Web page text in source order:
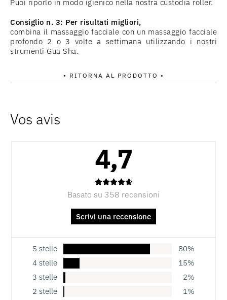
Puoi riporlo in modo igienico nella nostra custodia roller.
Consiglio n. 3: Per risultati migliori,
combina il massaggio facciale con un massaggio facciale
profondo 2 o 3 volte a settimana utilizzando i nostri
strumenti Gua Sha.
• RITORNA AL PRODOTTO •
4,7
Basato su 358 recensioni
Scrivi una recensione
5 stelle
80%
4 stelle
15%
3 stelle
2%
2 stelle
1%